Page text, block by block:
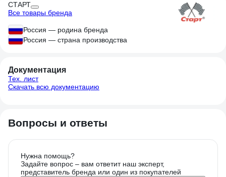
СТАРТ
Все товары бренда
Россия — родина бренда
Россия — страна производства
Документация
Тех. лист
Скачать всю документацию
Вопросы и ответы
Нужна помощь?
Задайте вопрос – вам ответит наш эксперт,
представитель бренда или один из покупателей